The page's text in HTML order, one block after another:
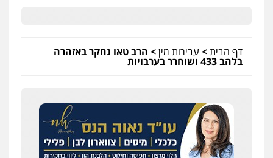
דף הבית> עבירות מין> הרב טאו נחקר באזהרה
בלהב 433 ושוחרר בערבויות